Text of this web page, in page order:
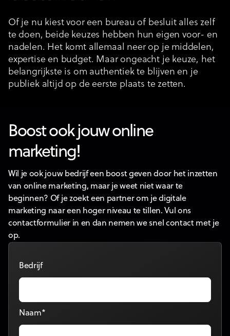
Of je nu kiest voor een bureau of besluit alles zelf
te doen, beide keuzes hebben hun eigen voor- en
nadelen. Het komt allemaal neer op je middelen,
expertise en budget. Maar ongeacht je keuze, het
belangrijkste is om authentiek te blijven en je
publiek altijd op de eerste plaats te zetten.
Boost ook jouw online
marketing!
Wil je ook jouw bedrijf een boost geven door het inzetten
van online marketing, maar je weet niet waar te
beginnen? Of je zoekt een partner om je digitale
marketing naar een hoger niveau te tillen. Vul ons
contactformulier in en dan nemen we snel contact met je
op.
Bedrijf
Naam*